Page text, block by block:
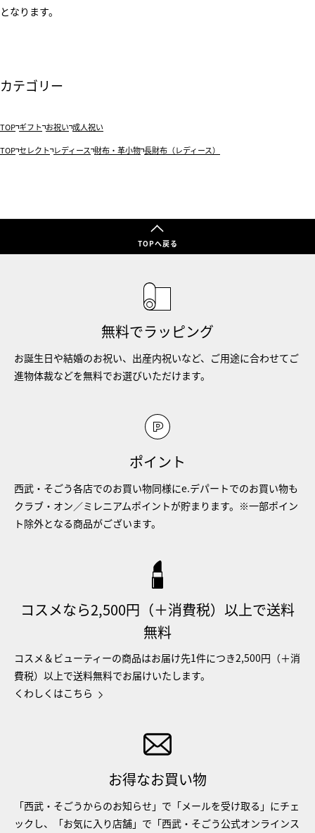
となります。
カテゴリー
TOP ギフト お祝い 成人祝い
TOP セレクト レディース 財布・革小物 長財布（レディース）
TOPへ戻る
無料でラッピング
お誕生日や結婚のお祝い、出産内祝いなど、ご用途に合わせてご
進物体裁などを無料でお選びいただけます。
ポイント
西武・そごう各店でのお買い物同様にe.デパートでのお買い物も
クラブ・オン／ミレニアムポイントが貯まります。※一部ポイン
ト除外となる商品がございます。
コスメなら2,500円（＋消費税）以上で送料
無料
コスメ＆ビューティーの商品はお届け先1件につき2,500円（＋消
費税）以上で送料無料でお届けいたします。
くわしくはこちら
お得なお買い物
「西武・そごうからのお知らせ」で「メールを受け取る」にチェ
ックし、「お気に入り店舗」で「西武・そごう公式オンラインス